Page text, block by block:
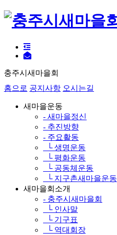
충주시새마을회
홈으로 공지사항 오시는길
새마을운동
- 새마을정신
- 추진방향
- 주요활동
└ 생명운동
└ 평화운동
└ 공동체운동
└ 지구촌새마을운동
새마을회소개
- 충주시새마을회
└ 인사말
└ 기구표
└ 역대회장